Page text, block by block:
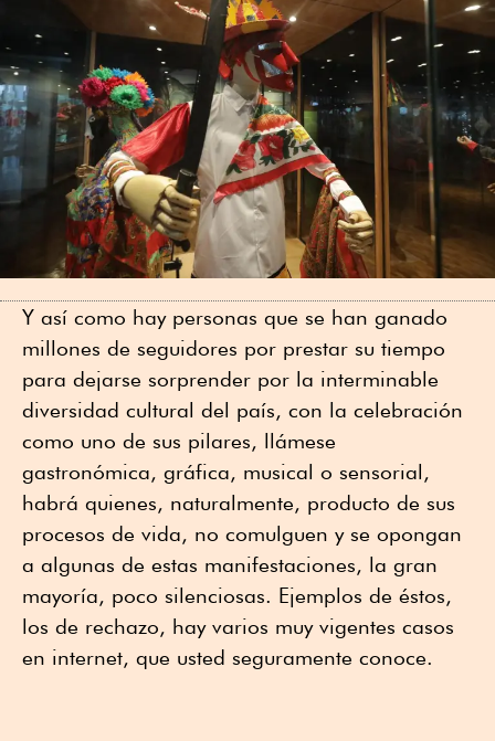
Y así como hay personas que se han ganado
millones de seguidores por prestar su tiempo
para dejarse sorprender por la interminable
diversidad cultural del país, con la celebración
como uno de sus pilares, llámese
gastronómica, gráfica, musical o sensorial,
habrá quienes, naturalmente, producto de sus
procesos de vida, no comulguen y se opongan
a algunas de estas manifestaciones, la gran
mayoría, poco silenciosas. Ejemplos de éstos,
los de rechazo, hay varios muy vigentes casos
en internet, que usted seguramente conoce.